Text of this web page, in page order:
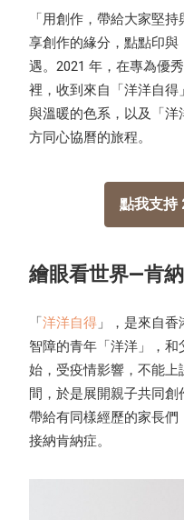
「用創作，帶給大家堅
享創作的緣分，點點印與
遇。2021 年，在專為優
裡，收到來自「洋洋自
與溫暖的色系，以及「
方同心協曆的旅程。
點我支持
繪眼看世界—肯
「洋洋自得 」，是來自
智障的青年「洋洋」，
始，受疫情影響，不能
間，於是展開親子共同創
帶給有同樣經歷的家長
接納肯納症。